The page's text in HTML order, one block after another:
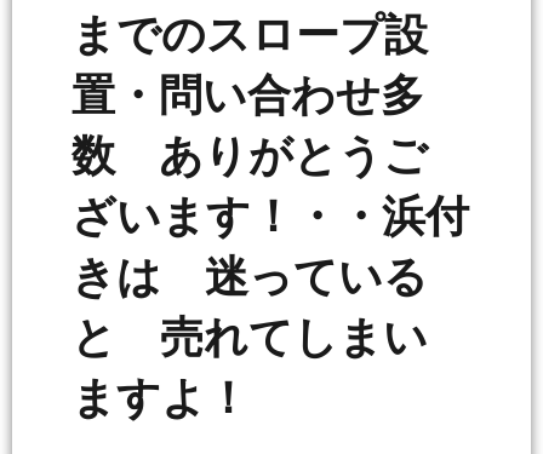
までのスロープ設
置・問い合わせ多
数 ありがとうご
ざいます！・・浜付
きは 迷っている
と 売れてしまい
ますよ！